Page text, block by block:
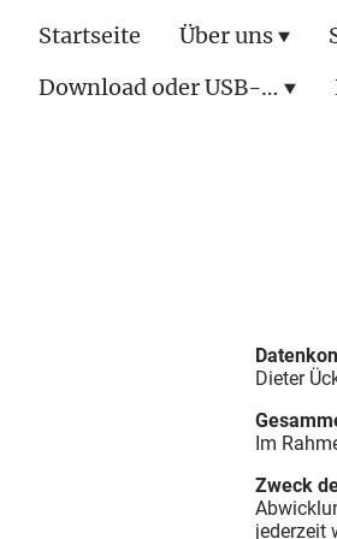
Startseite Über uns
Download oder USB-Stick
Dieter
Im
Zweck
jederzeit